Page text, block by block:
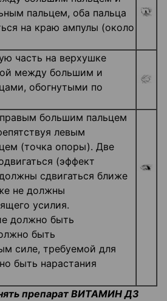
пальцем, оба пальца
на краю ампулы (около
часть на верхушке
между большим и
обогнутыми по
большим пальцем
левым
(точка опоры). Две
(эффект
сдвигаться ближе
не должны
усилия.
должно быть
быть
силе, требуемой для
быть нарастания
препарат ВИТАМИН ДЗ